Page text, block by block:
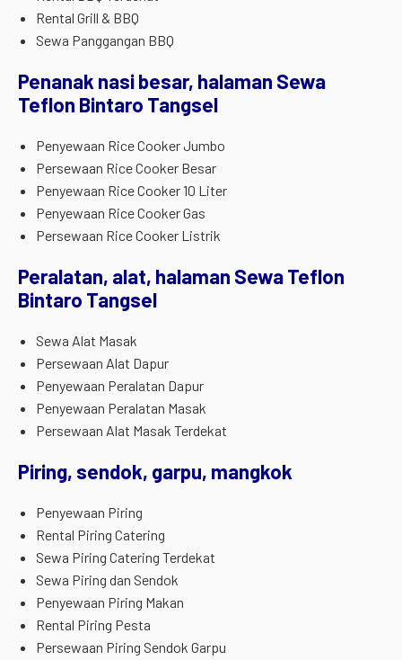
Rental Grill & BBQ
Sewa Panggangan BBQ
Penanak nasi besar, halaman Sewa
Teflon Bintaro Tangsel
Penyewaan Rice Cooker Jumbo
Persewaan Rice Cooker Besar
Penyewaan Rice Cooker 10 Liter
Penyewaan Rice Cooker Gas
Persewaan Rice Cooker Listrik
Peralatan, alat, halaman Sewa Teflon
Bintaro Tangsel
Sewa Alat Masak
Persewaan Alat Dapur
Penyewaan Peralatan Dapur
Penyewaan Peralatan Masak
Persewaan Alat Masak Terdekat
Piring, sendok, garpu, mangkok
Penyewaan Piring
Rental Piring Catering
Sewa Piring Catering Terdekat
Sewa Piring dan Sendok
Penyewaan Piring Makan
Rental Piring Pesta
Persewaan Piring Sendok Garpu